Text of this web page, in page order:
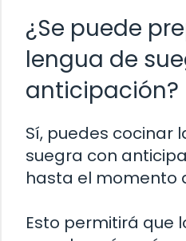
¿Se puede
lengua de
anticipación?
Sí, puedes cocinar
suegra con
hasta el momento
Esto permitirá que